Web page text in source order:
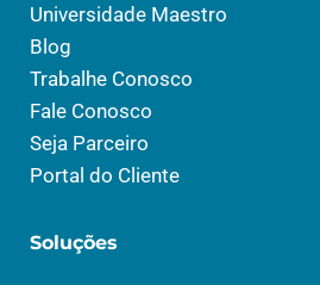
Universidade Maestro
Blog
Trabalhe Conosco
Fale Conosco
Seja Parceiro
Portal do Cliente
Soluções